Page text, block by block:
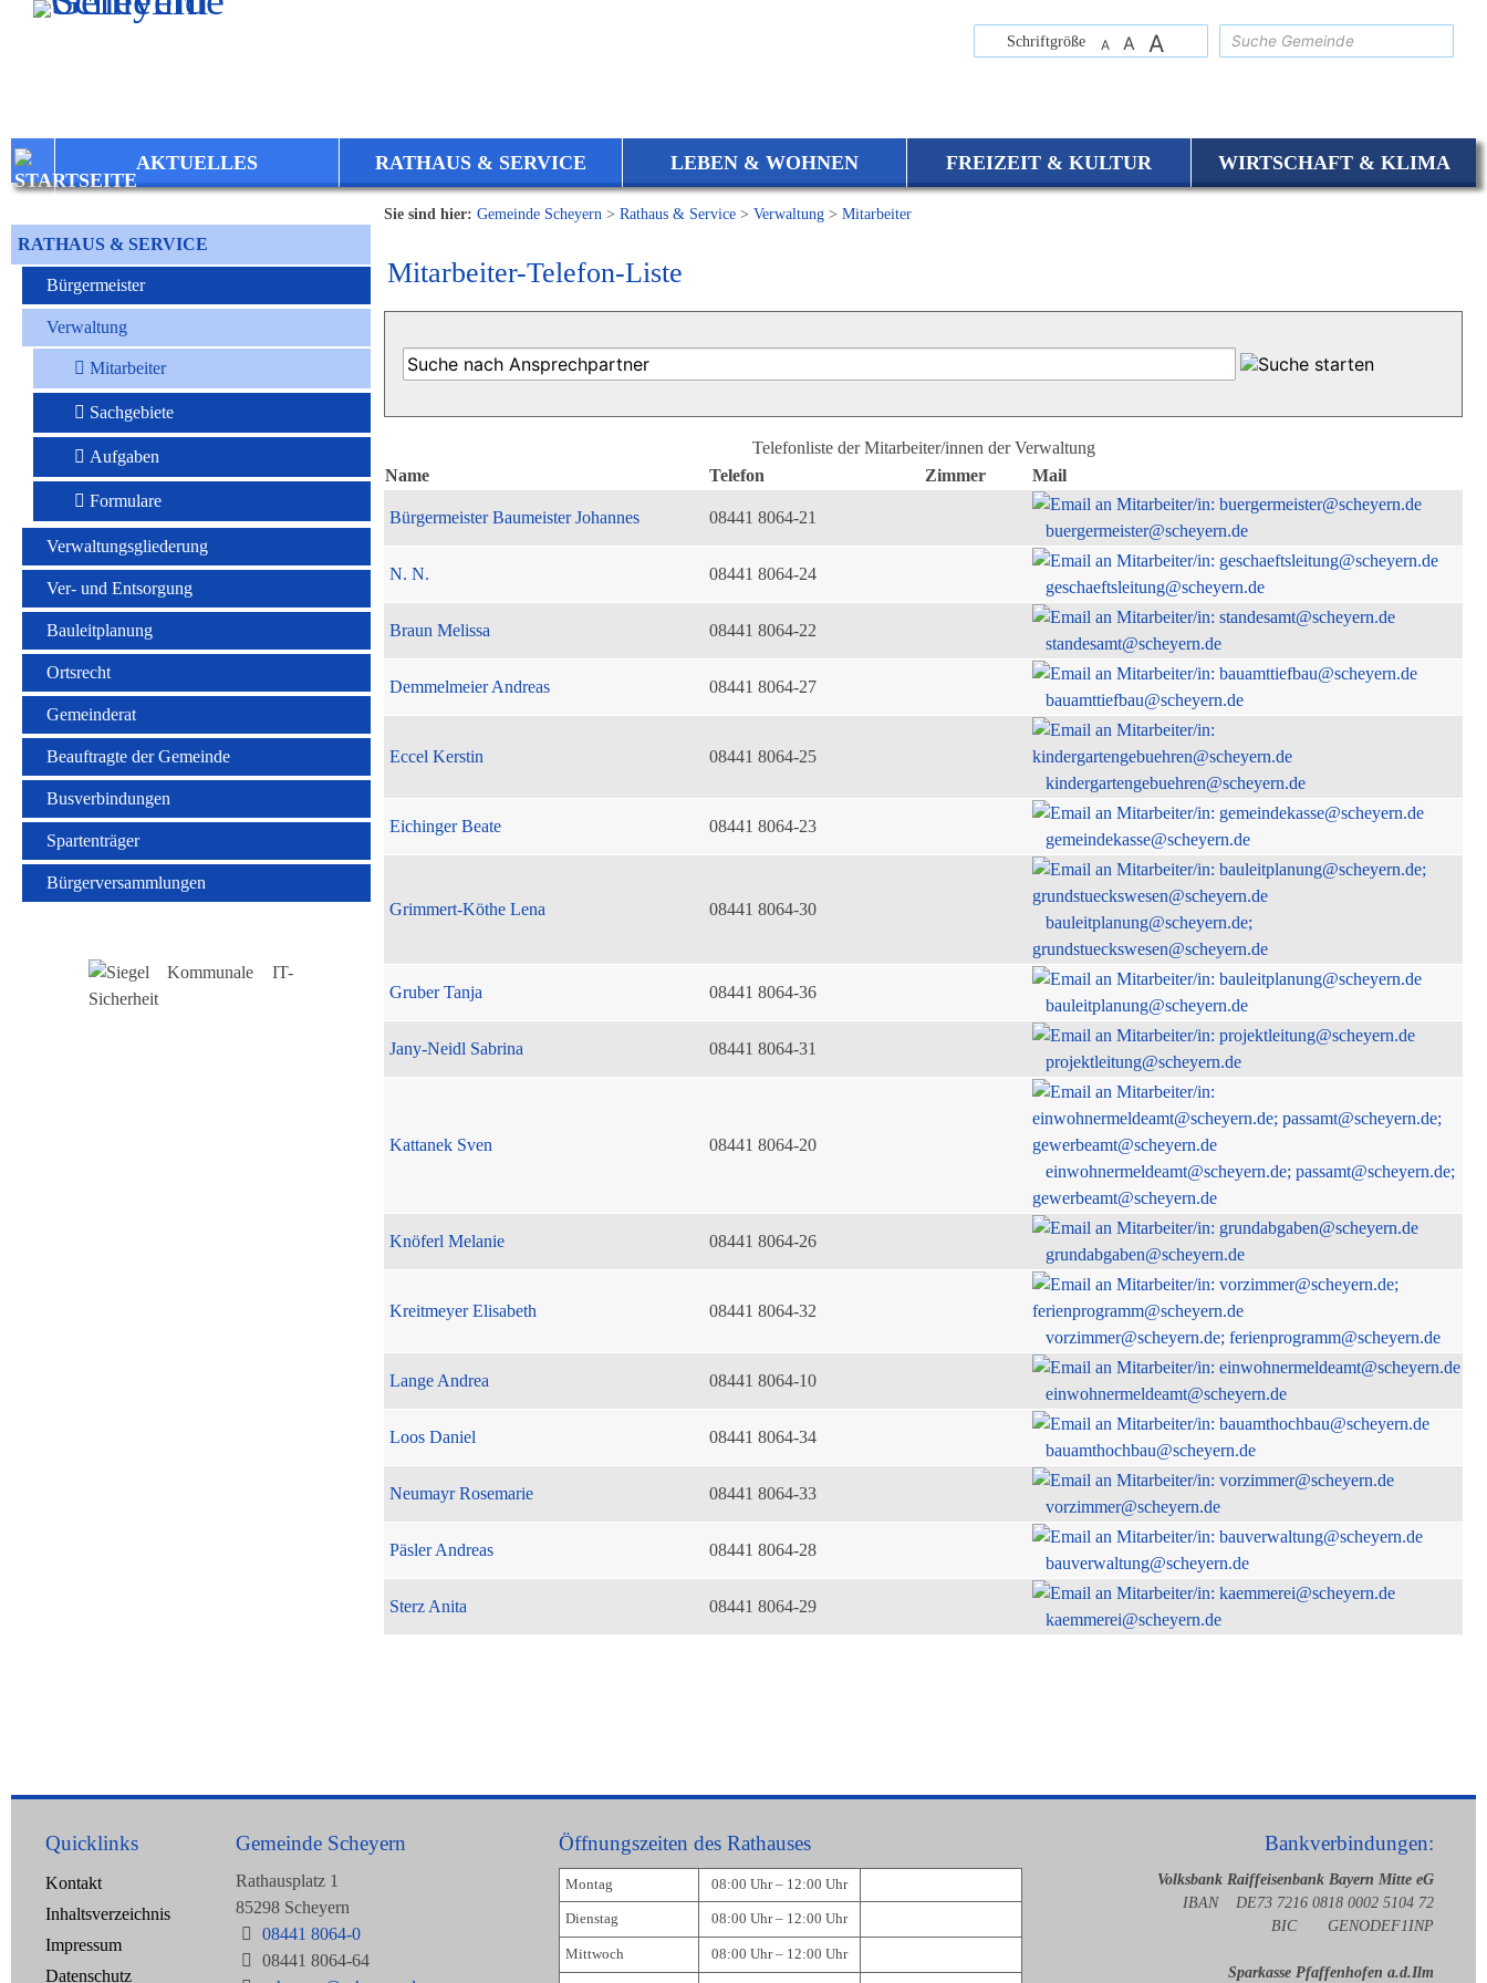
Zum Inhalt,zur Navigationoder
Schriftgröße A A A
AKTUELLES RATHAUS & SERVICE LEBEN & WOHNEN FREIZEIT & KULTUR WIRTSCHAFT & KLIMA
RATHAUS & SERVICE
Bürgermeister
Verwaltung
Mitarbeiter
Sachgebiete
Aufgaben
Formulare
Verwaltungsgliederung
Ver- und Entsorgung
Bauleitplanung
Ortsrecht
Gemeinderat
Beauftragte der Gemeinde
Busverbindungen
Spartenträger
Bürgerversammlungen
Sie sind hier: Gemeinde Scheyern > Rathaus & Service > Verwaltung > Mitarbeiter
Mitarbeiter-Telefon-Liste
Telefonliste der Mitarbeiter/innen der Verwaltung
Name
Telefon Zimmer Mail
Bürgermeister Baumeister Johannes 08441 8064-21
buergermeister@scheyern.de
N. N. 08441 8064-24
geschaeftsleitung@scheyern.de
Braun Melissa 08441 8064-22
standesamt@scheyern.de
Demmelmeier Andreas 08441 8064-27
bauamttiefbau@scheyern.de
Eccel Kerstin
08441 8064-25
kindergartengebuehren@scheyern.de
Eichinger Beate 08441 8064-23
gemeindekasse@scheyern.de
Grimmert-Köthe Lena 08441 8064-30
bauleitplanung@scheyern.de;
grundstueckswesen@scheyern.de
Gruber Tanja 08441 8064-36
bauleitplanung@scheyern.de
Jany-Neidl Sabrina 08441 8064-31
projektleitung@scheyern.de
Kattanek Sven
08441 8064-20
einwohnermeldeamt@scheyern.de; passamt@scheyern.de;
gewerbeamt@scheyern.de
Knöferl Melanie 08441 8064-26
grundabgaben@scheyern.de
Kreitmeyer Elisabeth
08441 8064-32
vorzimmer@scheyern.de; ferienprogramm@scheyern.de
Lange Andrea 08441 8064-10
einwohnermeldeamt@scheyern.de
Loos Daniel 08441 8064-34
bauamthochbau@scheyern.de
Neumayr Rosemarie 08441 8064-33
vorzimmer@scheyern.de
Päsler Andreas 08441 8064-28
bauverwaltung@scheyern.de
Sterz Anita 08441 8064-29
kaemmerei@scheyern.de
Quicklinks
Kontakt
Inhaltsverzeichnis
Impressum
Datenschutz
Gemeinde Scheyern
Rathausplatz 1
85298 Scheyern
08441 8064-0
08441 8064-64
Öffnungszeiten des Rathauses
Montag 08:00 Uhr – 12:00 Uhr
Dienstag 08:00 Uhr – 12:00 Uhr
Mittwoch 08:00 Uhr – 12:00 Uhr
Bankverbindungen:
Volksbank Raiffeisenbank Bayern Mitte eG
IBAN DE73 7216 0818 0002 5104 72
BIC GENODEF1INP
Sparkasse Pfaffenhofen a.d.Ilm